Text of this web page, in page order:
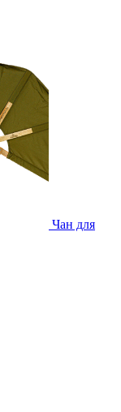
Чан для